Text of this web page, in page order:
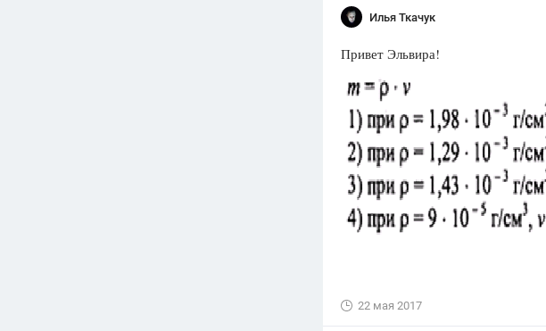
Илья Ткачук
Привет Эльвира!
22 мая 2017